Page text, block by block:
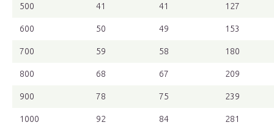
500 41 41 127
600 50 49 153
700 59 58 180
800 68 67 209
900 78 75 239
1000 92 84 281